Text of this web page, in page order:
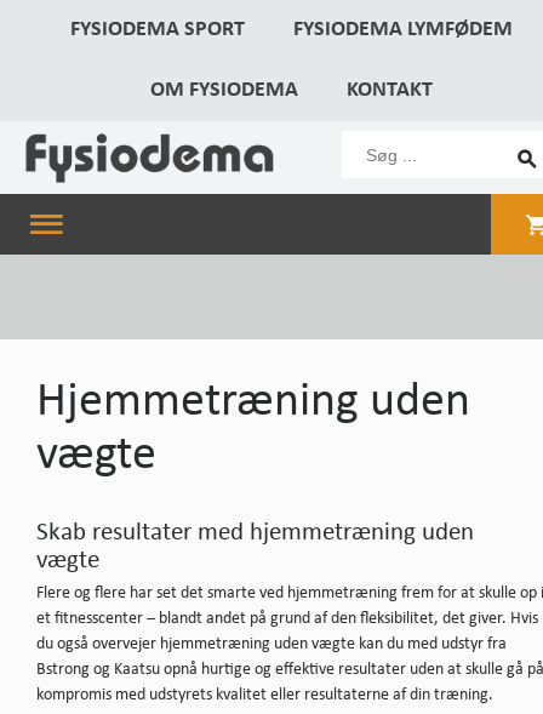
FYSIODEMA SPORT FYSIODEMA LYMFØDEM
OM FYSIODEMA KONTAKT
Hjemmetræning uden
vægte
Skab resultater med hjemmetræning uden
vægte
Flere og flere har set det smarte ved hjemmetræning frem for at skulle op i
et fitnesscenter – blandt andet på grund af den fleksibilitet, det giver. Hvis
du også overvejer hjemmetræning uden vægte kan du med udstyr fra
Bstrong og Kaatsu opnå hurtige og effektive resultater uden at skulle gå på
kompromis med udstyrets kvalitet eller resultaterne af din træning.